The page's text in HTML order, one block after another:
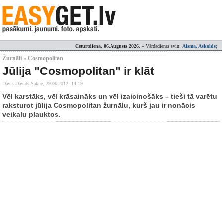
Ceturtdiena, 06.Augusts 2026. » Vārdadienas svin: Aisma, Askolds;
Žurnāli » Cosmopolitan
Jūlija "Cosmopolitan" ir klāt
Dāvis Davids Sakne, 29.06.2012. 14:19
Vēl karstāks, vēl krāsaināks un vēl izaicinošāks – tieši tā varētu
raksturot jūlija Cosmopolitan žurnālu, kurš jau ir nonācis
veikalu plauktos.